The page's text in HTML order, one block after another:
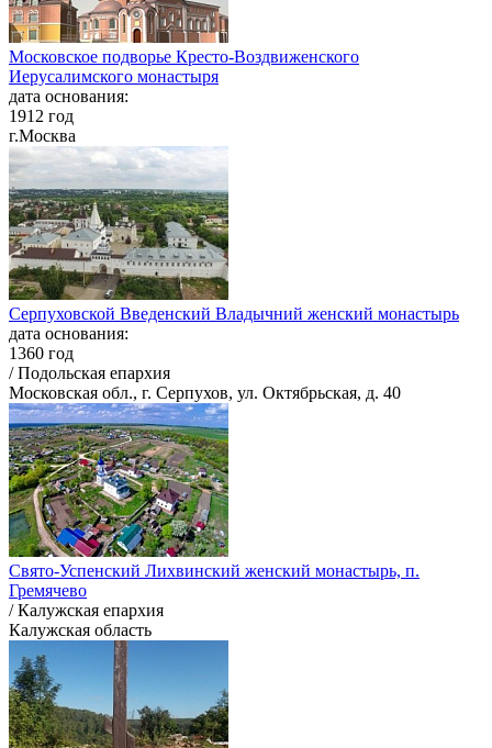
Московское подворье Кресто-Воздвиженского
Иерусалимского монастыря
дата основания:
1912 год
г.Москва
Серпуховской Введенский Владычний женский монастырь
дата основания:
1360 год
/ Подольская епархия
Московская обл., г. Серпухов, ул. Октябрьская, д. 40
Свято-Успенский Лихвинский женский монастырь, п.
Гремячево
/ Калужская епархия
Калужская область